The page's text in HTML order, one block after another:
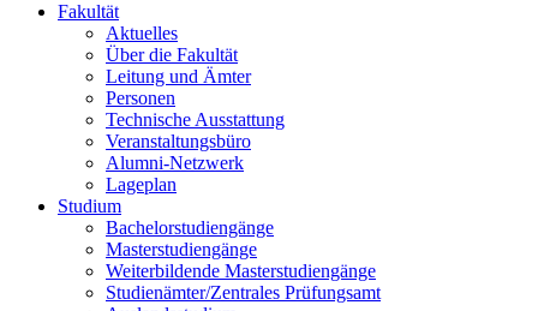
Fakultät
Aktuelles
Über die Fakultät
Leitung und Ämter
Personen
Technische Ausstattung
Veranstaltungsbüro
Alumni-Netzwerk
Lageplan
Studium
Bachelorstudiengänge
Masterstudiengänge
Weiterbildende Masterstudiengänge
Studienämter/Zentrales Prüfungsamt